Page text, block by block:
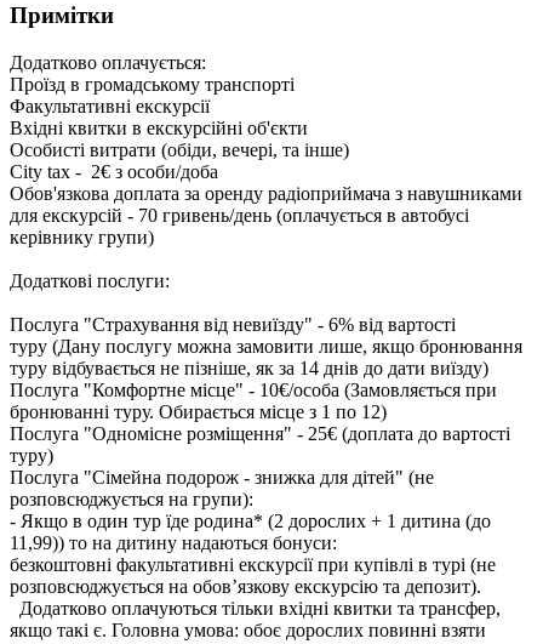
Примітки
Додатково оплачується:
Проїзд в громадському транспорті
Факультативні екскурсії
Вхідні квитки в екскурсійні об'єкти
Особисті витрати (обіди, вечері, та інше)
City tax - 2€ з особи/доба
Обов'язкова доплата за оренду радіоприймача з навушниками
для екскурсій - 70 гривень/день (оплачується в автобусі
керівнику групи)
Додаткові послуги:
Послуга "Страхування від невиїзду" - 6% від вартості
туру (Дану послугу можна замовити лише, якщо бронювання
туру відбувається не пізніше, як за 14 днів до дати виїзду)
Послуга "Комфортне місце" - 10€/особа (Замовляється при
бронюванні туру. Обирається місце з 1 по 12)
Послуга "Одномісне розміщення" - 25€ (доплата до вартості
туру)
Послуга "Сімейна подорож - знижка для дітей" (не
розповсюджується на групи):
- Якщо в один тур їде родина* (2 дорослих + 1 дитина (до
11,99)) то на дитину надаються бонуси:
безкоштовні факультативні екскурсії при купівлі в турі (не
розповсюджується на обов’язкову екскурсію та депозит).
Додатково оплачуються тільки вхідні квитки та трансфер,
якщо такі є. Головна умова: обоє дорослих повинні взяти